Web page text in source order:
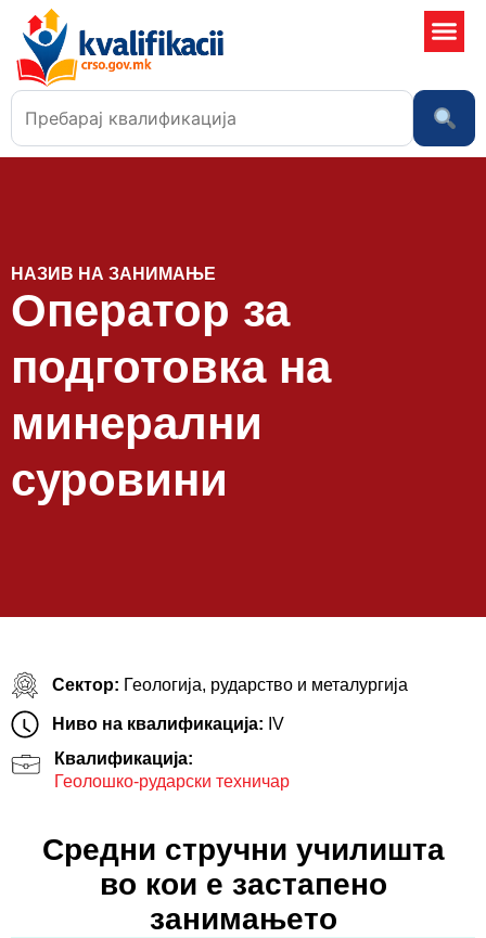
НАЗИВ НА ЗАНИМАЊЕ
Оператор за
подготовка на
минерални
суровини
Сектор: Геологија, рударство и металургија
Ниво на квалификација: IV
Квалификација:
Геолошко-рударски техничар
Средни стручни училишта
во кои е застапено
занимањето